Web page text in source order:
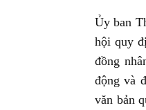
Ủy ban
hội quy
đồng
động và
văn bản